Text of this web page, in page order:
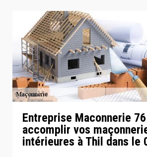
Entreprise Maconnerie
accomplir vos
intérieures à Thil dans le